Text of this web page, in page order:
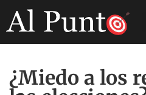
¿Miedo a los